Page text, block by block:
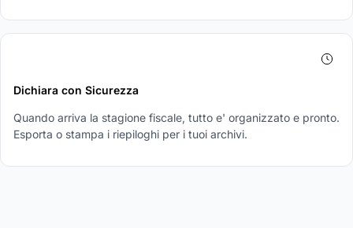
Dichiara con Sicurezza
Quando arriva la stagione fiscale, tutto e' organizzato e pronto.
Esporta o stampa i riepiloghi per i tuoi archivi.